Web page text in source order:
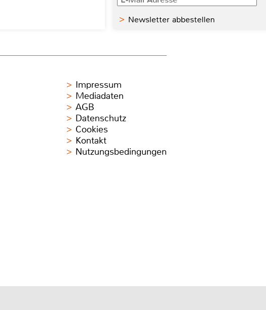
Newsletter abbestellen
Impressum
Mediadaten
AGB
Datenschutz
Cookies
Kontakt
Nutzungsbedingungen